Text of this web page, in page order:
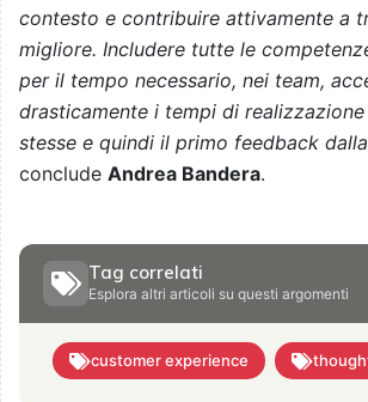
contesto e contribuire attivamente a
migliore. Includere tutte le
per il tempo necessario, nei team,
drasticamente i tempi di
stesse e quindi il primo feedback
conclude Andrea Bandera.
Tag correlati
Esplora altri articoli su questi argomenti
customer experience